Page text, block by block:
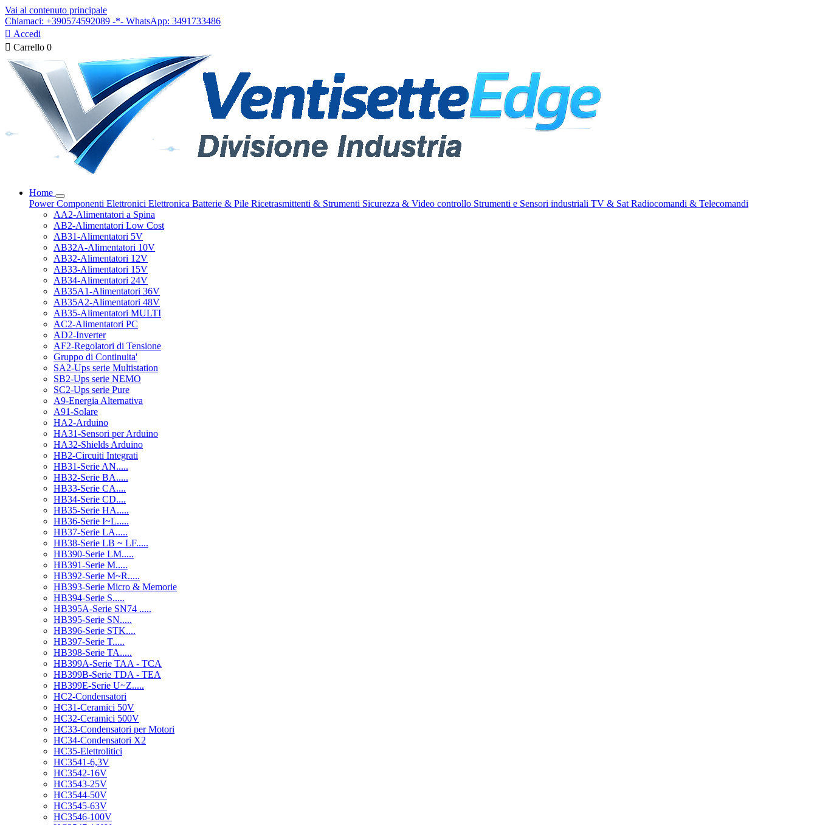
Vai al contenuto principale
Chiamaci: +390574592089 -*- WhatsApp: 3491733486
 Accedi
 Carrello 0
Home
PowerComponenti Elettronici Elettronica Batterie & Pile Ricetrasmittenti & Strumenti Sicurezza & Video controllo Strumenti e Sensori industriali TV & Sat Radiocomandi & Telecomandi
AA2-Alimentatori a Spina
AB2-Alimentatori Low Cost
AB31-Alimentatori 5V
AB32A-Alimentatori 10V
AB32-Alimentatori 12V
AB33-Alimentatori 15V
AB34-Alimentatori 24V
AB35A1-Alimentatori 36V
AB35A2-Alimentatori 48V
AB35-Alimentatori MULTI
AC2-Alimentatori PC
AD2-Inverter
AF2-Regolatori di Tensione
Gruppo di Continuita'
SA2-Ups serie Multistation
SB2-Ups serie NEMO
SC2-Ups serie Pure
A9-Energia Alternativa
A91-Solare
HA2-Arduino
HA31-Sensori per Arduino
HA32-Shields Arduino
HB2-Circuiti Integrati
HB31-Serie AN.....
HB32-Serie BA.....
HB33-Serie CA....
HB34-Serie CD....
HB35-Serie HA.....
HB36-Serie I~L.....
HB37-Serie LA.....
HB38-Serie LB ~ LF.....
HB390-Serie LM.....
HB391-Serie M.....
HB392-Serie M~R.....
HB393-Serie Micro & Memorie
HB394-Serie S.....
HB395A-Serie SN74 .....
HB395-Serie SN.....
HB396-Serie STK....
HB397-Serie T.....
HB398-Serie TA.....
HB399A-Serie TAA - TCA
HB399B-Serie TDA - TEA
HB399E-Serie U~Z.....
HC2-Condensatori
HC31-Ceramici 50V
HC32-Ceramici 500V
HC33-Condensatori per Motori
HC34-Condensatori X2
HC35-Elettrolitici
HC3541-6,3V
HC3542-16V
HC3543-25V
HC3544-50V
HC3545-63V
HC3546-100V